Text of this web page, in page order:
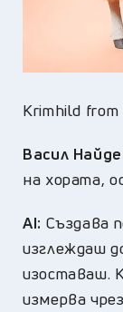
Krimhild
Васил
на хората,
AI: Създава
изглеждаш
изоставаш.
измерва